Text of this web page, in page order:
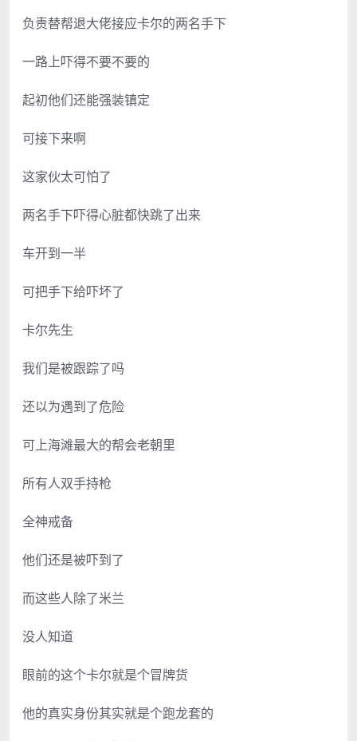
负责替帮退大佬接应卡尔的两名手下
一路上吓得不要不要的
起初他们还能强装镇定
可接下来啊
这家伙太可怕了
两名手下吓得心脏都快跳了出来
车开到一半
可把手下给吓坏了
卡尔先生
我们是被跟踪了吗
还以为遇到了危险
可上海滩最大的帮会老朝里
所有人双手持枪
全神戒备
他们还是被吓到了
而这些人除了米兰
没人知道
眼前的这个卡尔就是个冒牌货
他的真实身份其实就是个跑龙套的